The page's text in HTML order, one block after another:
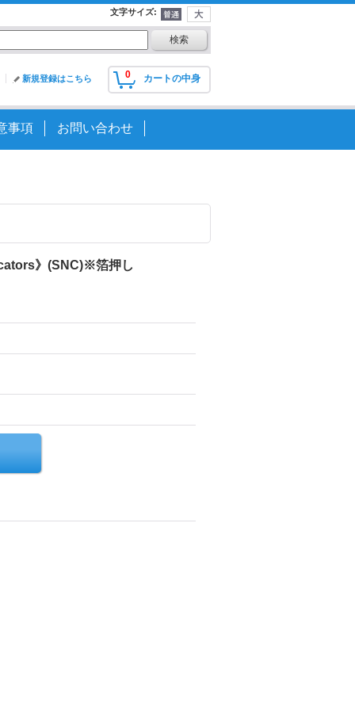
文字サイズ:
0 カートの中身
新規登録はこちら
事項 お問い合わせ
》(SNC)※箔押し